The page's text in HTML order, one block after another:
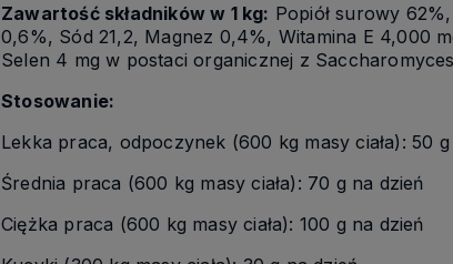
Zawartość składników w 1 kg: Popiół surowy
0,6%, Sód 21,2, Magnez 0,4%, Witamina E 4,000
Selen 4 mg w postaci organicznej z
Stosowanie:
Lekka praca, odpoczynek (600 kg masy ciała): 50
Średnia praca (600 kg masy ciała): 70 g na dzień
Ciężka praca (600 kg masy ciała): 100 g na dzień